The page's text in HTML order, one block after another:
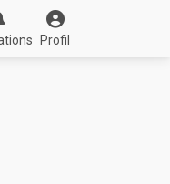
Profil